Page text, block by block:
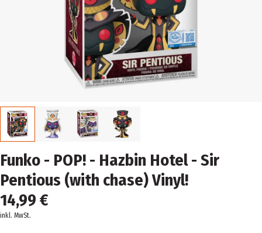
Funko - POP! - Hazbin Hotel - Sir
Pentious (with chase) Vinyl!
14,99 €
inkl. MwSt.